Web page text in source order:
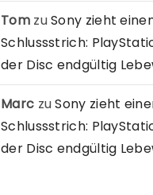
TomzuSony zieht
Schlussstrich:
der Disc endgültig
Marc zuSony zieht
Schlussstrich:
der Disc endgültig